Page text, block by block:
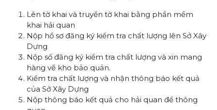
Lên tờ khai và truyền tờ khai bằng phần mềm
khai hải quan
Nộp hồ sơ đăng ký kiểm tra chất lượng lên Sở Xây
Dựng
Nộp số đăng ký kiểm tra chất lượng và xin mang
hàng về kho bảo quản.
Kiểm tra chất lượng và nhận thông báo kết quả
của Sở Xây Dựng
Nộp thông báo kết quả cho hải quan để thông